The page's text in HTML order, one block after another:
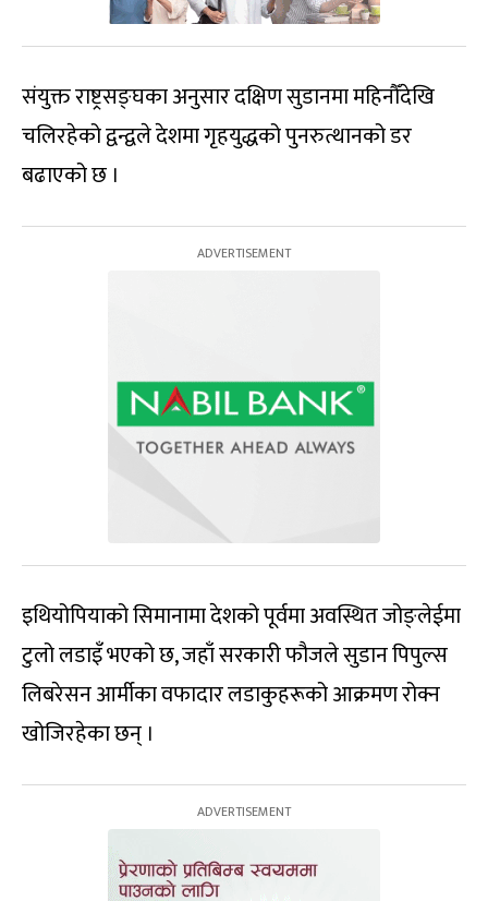
संयुक्त राष्ट्रसङ्घका अनुसार दक्षिण सुडानमा महिनौँदेखि
चलिरहेको द्वन्द्वले देशमा गृहयुद्धको पुनरुत्थानको डर
बढाएको छ ।
इथियोपियाको सिमानामा देशको पूर्वमा अवस्थित जोङ्लेईमा
टुलो लडाइँ भएको छ, जहाँ सरकारी फौजले सुडान पिपुल्स
लिबरेसन आर्मीका वफादार लडाकुहरूको आक्रमण रोक्न
खोजिरहेका छन् ।